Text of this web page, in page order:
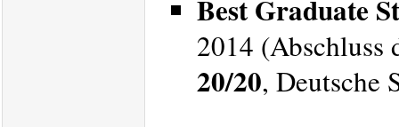
Best Graduate
2014 (Abschluss
20/20, Deutsche